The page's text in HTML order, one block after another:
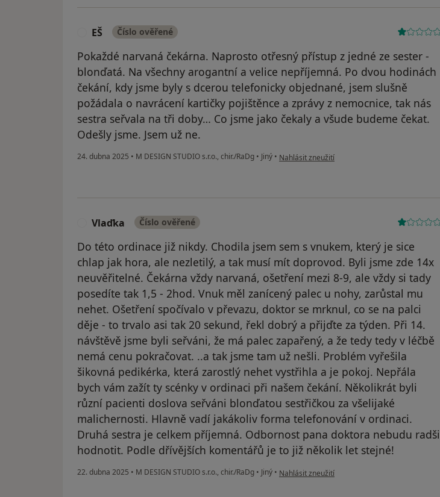
EŠ Číslo ověřené
Pokaždé narvaná čekárna. Naprosto otřesný přístup z jedné ze sester -
blonďatá. Na všechny arogantní a velice nepříjemná. Po dvou hodinách
čekání, kdy jsme byly s dcerou telefonicky objednané, jsem slušně
požádala o navrácení kartičky pojištěnce a zprávy z nemocnice, tak nás
sestra seřvala na tři doby… Co jsme jako čekaly a všude budeme čekat.
Odešly jsme. Jsem už ne.
24. dubna 2025 • M DESIGN STUDIO s.r.o., chir./RaDg • Jiný • podle názoru uživatele EŠ
Nahlásit zneužití
Vlaďka Číslo ověřené
Do této ordinace již nikdy. Chodila jsem sem s vnukem, který je sice
chlap jak hora, ale nezletilý, a tak musí mít doprovod. Byli jsme zde 14x
neuvěřitelné. Čekárna vždy narvaná, ošetření mezi 8-9, ale vždy si tady
posedíte tak 1,5 - 2hod. Vnuk měl zanícený palec u nohy, zarůstal mu
nehet. Ošetření spočívalo v převazu, doktor se mrknul, co se na palci
děje - to trvalo asi tak 20 sekund, řekl dobrý a přijďte za týden. Při 14.
návštěvě jsme byli seřváni, že má palec zapařený, a že tedy tedy v léčbě
nemá cenu pokračovat. ..a tak jsme tam už nešli. Problém vyřešila
šikovná pedikérka, která zarostlý nehet vystřihla a je pokoj. Nepřála
bych vám zažít ty scénky v ordinaci při našem čekání. Několikrát byli
různí pacienti doslova seřváni blonďatou sestřičkou za všelijaké
malichernosti. Hlavně vadí jakákoliv forma telefonování v ordinaci.
Druhá sestra je celkem příjemná. Odbornost pana doktora nebudu radši
hodnotit. Podle dřívějších komentářů je to již několik let stejné!
22. dubna 2025 • M DESIGN STUDIO s.r.o., chir./RaDg • Jiný • podle názoru uživatele Vlaďka
Nahlásit zneužití